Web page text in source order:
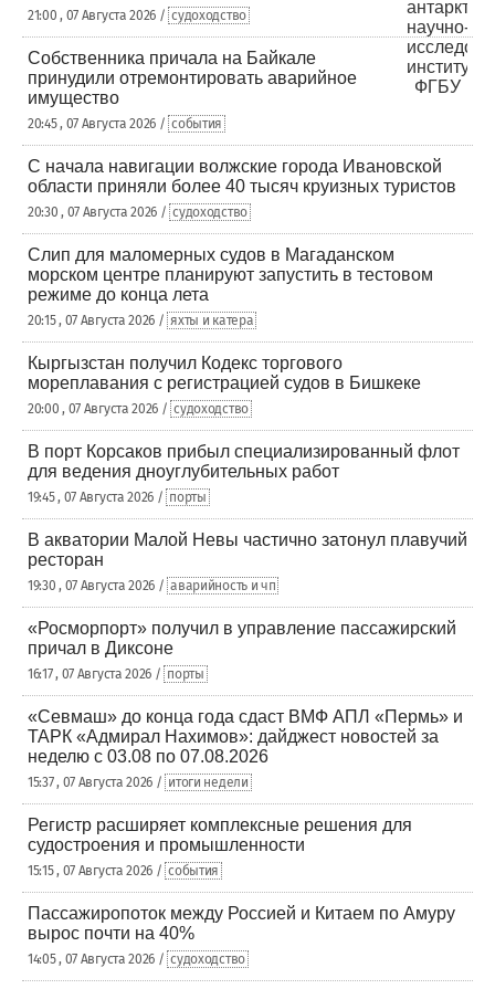
21:00 , 07 Августа 2026 / судоходство
Собственника причала на Байкале
принудили отремонтировать аварийное
имущество
20:45 , 07 Августа 2026 / события
С начала навигации волжские города Ивановской
области приняли более 40 тысяч круизных туристов
20:30 , 07 Августа 2026 / судоходство
Слип для маломерных судов в Магаданском
морском центре планируют запустить в тестовом
режиме до конца лета
20:15 , 07 Августа 2026 / яхты и катера
Кыргызстан получил Кодекс торгового
мореплавания с регистрацией судов в Бишкеке
20:00 , 07 Августа 2026 / судоходство
В порт Корсаков прибыл специализированный флот
для ведения дноуглубительных работ
19:45 , 07 Августа 2026 / порты
В акватории Малой Невы частично затонул плавучий
ресторан
19:30 , 07 Августа 2026 / аварийность и чп
«Росморпорт» получил в управление пассажирский
причал в Диксоне
16:17 , 07 Августа 2026 / порты
«Севмаш» до конца года сдаст ВМФ АПЛ «Пермь» и
ТАРК «Адмирал Нахимов»: дайджест новостей за
неделю с 03.08 по 07.08.2026
15:37 , 07 Августа 2026 / итоги недели
Регистр расширяет комплексные решения для
судостроения и промышленности
15:15 , 07 Августа 2026 / события
Пассажиропоток между Россией и Китаем по Амуру
вырос почти на 40%
14:05 , 07 Августа 2026 / судоходство